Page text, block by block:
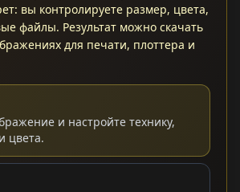
вы контролируете размер, цвета,
файлы. Результат можно скачать
для печати, плоттера и
и настройте технику,
цвета.